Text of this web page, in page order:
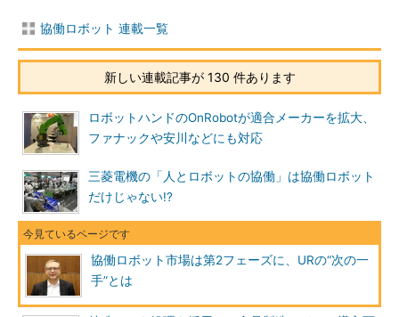
協働ロボット 連載一覧
新しい連載記事が 130 件あります
ロボットハンドのOnRobotが適合メーカーを拡大、
ファナックや安川などにも対応
三菱電機の「人とロボットの協働」は協働ロボット
だけじゃない!?
協働ロボット市場は第2フェーズに、URの“次の一
手”とは